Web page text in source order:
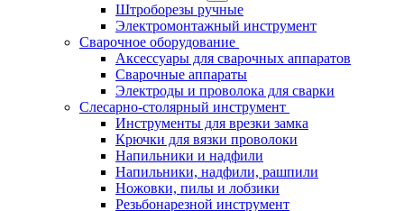
Штроборезы ручные
Электромонтажный инструмент
Сварочное оборудование
Аксессуары для сварочных аппаратов
Сварочные аппараты
Электроды и проволока для сварки
Слесарно-столярный инструмент
Инструменты для врезки замка
Крючки для вязки проволоки
Напильники и надфили
Напильники, надфили, рашпили
Ножовки, пилы и лобзики
Резьбонарезной инструмент